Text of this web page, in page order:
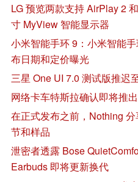
LG 预览两款支持 AirPlay 2
寸 MyView 智能显示器
小米智能手环 9：小米智能
布日期和定价曝光
三星 One UI 7.0 测试版推迟
网络卡车特斯拉确认即将推
在正式发布之前，Nothing
节和样品
泄密者透露 Bose
Earbuds 即将更新换代